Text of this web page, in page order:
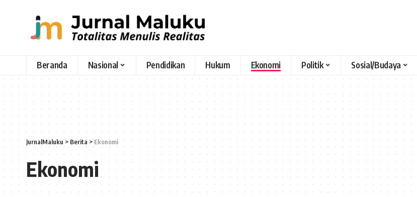
Beranda Nasional Pendidikan Hukum Ekonomi Politik Sosial/Budaya
JurnalMaluku> Berita >Ekonomi
Ekonomi